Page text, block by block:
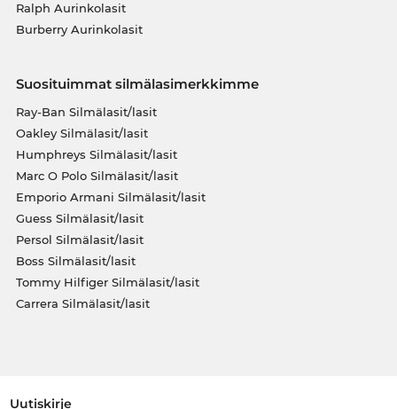
Ralph Aurinkolasit
Burberry Aurinkolasit
Suosituimmat silmälasimerkkimme
Ray-Ban Silmälasit/lasit
Oakley Silmälasit/lasit
Humphreys Silmälasit/lasit
Marc O Polo Silmälasit/lasit
Emporio Armani Silmälasit/lasit
Guess Silmälasit/lasit
Persol Silmälasit/lasit
Boss Silmälasit/lasit
Tommy Hilfiger Silmälasit/lasit
Carrera Silmälasit/lasit
Uutiskirje